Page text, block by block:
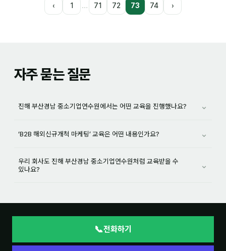
‹ 1 … 71 72 73 74 ›
자주 묻는 질문
진해 부산경남 중소기업연수원에서는 어떤 교육을 진행했나요? ⌄
‘B2B 해외신규개척 마케팅’ 교육은 어떤 내용인가요? ⌄
우리 회사도 진해 부산경남 중소기업연수원처럼 교육받을 수
있나요?
⌄
📞전화하기